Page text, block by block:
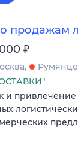
продажам
₽
и привлечение